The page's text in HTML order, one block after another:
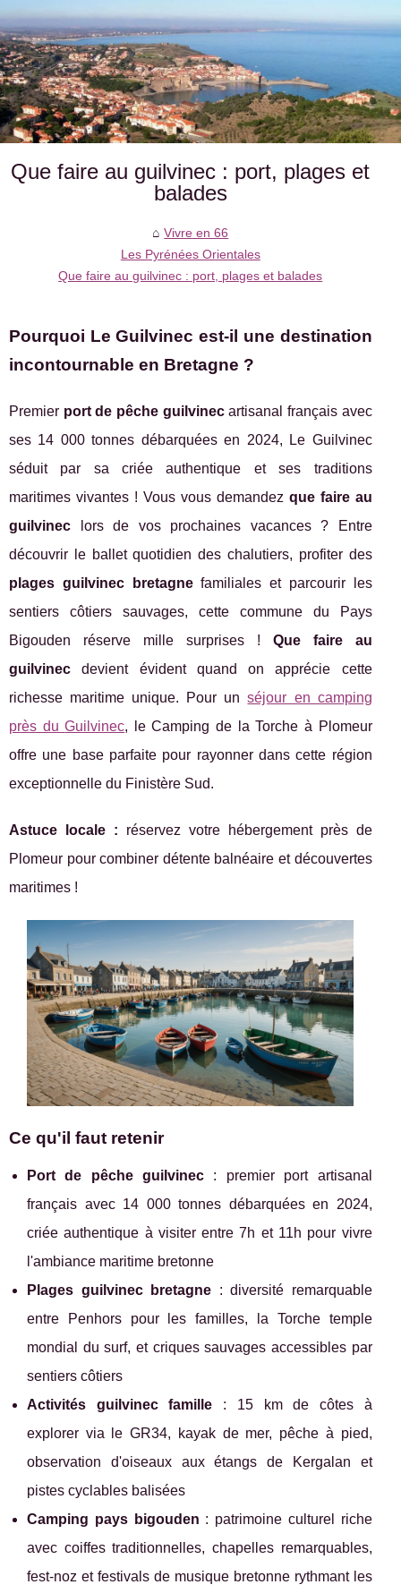
Que faire au guilvinec : port, plages et
balades
Vivre en 66
Les Pyrénées Orientales
Que faire au guilvinec : port, plages et balades
Pourquoi Le Guilvinec est-il une destination
incontournable en Bretagne ?
Premier port de pêche guilvinecartisanal français avec
ses 14 000 tonnes débarquées en 2024, Le Guilvinec
séduit par sa criée authentique et ses traditions
maritimes vivantes ! Vous vous demandez que faire au
guilvinec lors de vos prochaines vacances ? Entre
découvrir le ballet quotidien des chalutiers, profiter des
plages guilvinec bretagnefamiliales et parcourir les
sentiers côtiers sauvages, cette commune du Pays
Bigouden réserve mille surprises ! Que faire au
guilvinec devient évident quand on apprécie cette
richesse maritime unique. Pour unséjour en camping
près duGuilvinec, le Camping de la Torche à Plomeur
offre une base parfaite pour rayonner dans cette région
exceptionnelle du Finistère Sud.
Astuce locale : réservez votre hébergement près de
Plomeur pour combiner détente balnéaire et découvertes
maritimes !
Ce qu'il faut retenir
Port de pêche guilvinec : premier port artisanal
français avec 14 000 tonnes débarquées en 2024,
criée authentique à visiter entre 7h et 11h pour vivre
l'ambiance maritime bretonne
Plages guilvinec bretagne : diversité remarquable
entre Penhors pour les familles, la Torche temple
mondial du surf, et criques sauvages accessibles par
sentiers côtiers
Activités guilvinec famille : 15 km de côtes à
explorer via le GR34, kayak de mer, pêche à pied,
observation d'oiseaux aux étangs de Kergalan et
pistes cyclables balisées
Camping pays bigouden : patrimoine culturel riche
avec coiffes traditionnelles, chapelles remarquables,
fest-noz et festivals de musique bretonne rythmant les